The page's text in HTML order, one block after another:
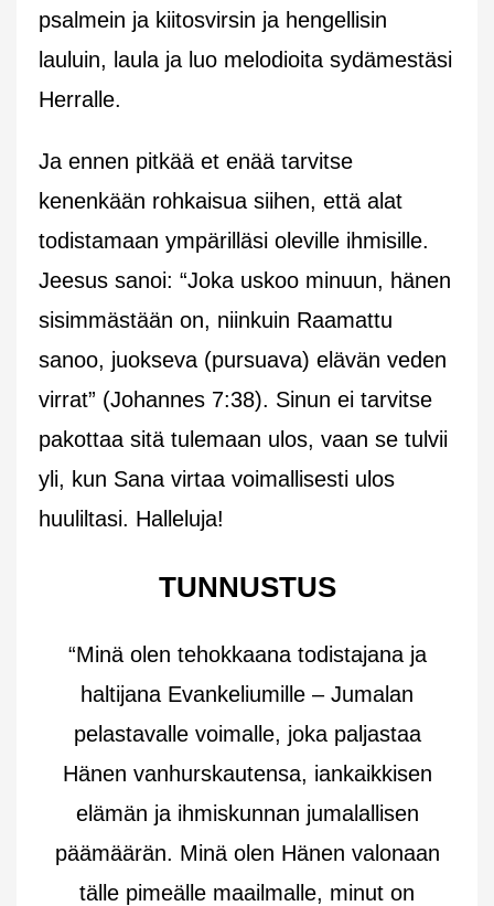
psalmein ja kiitosvirsin ja hengellisin
lauluin, laula ja luo melodioita sydämestäsi
Herralle.
Ja ennen pitkää et enää tarvitse
kenenkään rohkaisua siihen, että alat
todistamaan ympärilläsi oleville ihmisille.
Jeesus sanoi: “Joka uskoo minuun, hänen
sisimmästään on, niinkuin Raamattu
sanoo, juokseva (pursuava) elävän veden
virrat” (Johannes 7:38). Sinun ei tarvitse
pakottaa sitä tulemaan ulos, vaan se tulvii
yli, kun Sana virtaa voimallisesti ulos
huuliltasi. Halleluja!
TUNNUSTUS
“Minä olen tehokkaana todistajana ja
haltijana Evankeliumille – Jumalan
pelastavalle voimalle, joka paljastaa
Hänen vanhurskautensa, iankaikkisen
elämän ja ihmiskunnan jumalallisen
päämäärän. Minä olen Hänen valonaan
tälle pimeälle maailmalle, minut on